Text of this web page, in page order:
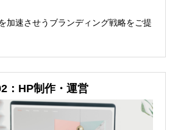
加速させうブランディング戦略を​ご提
：HP制作・運営